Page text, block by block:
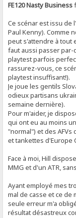
FE120 Nasty Business
Ce scénar est issu de
Paul Kenny). Comme
peut s'attendre à tout
faut aussi passer
playtest parfois
rassurez-vous, ce
playtest insuffisant!).
Je joue les gentils
odieux partisans
semaine dernière).
Pour m'aider, je
qui ont eu au moins
"normal") et des
et tankettes d'Europe
Face à moi, Hill
MMG et d'un ATR,
Ayant employé mes
mal de casse et ce de
seule erreur m'a
résultat désastreux